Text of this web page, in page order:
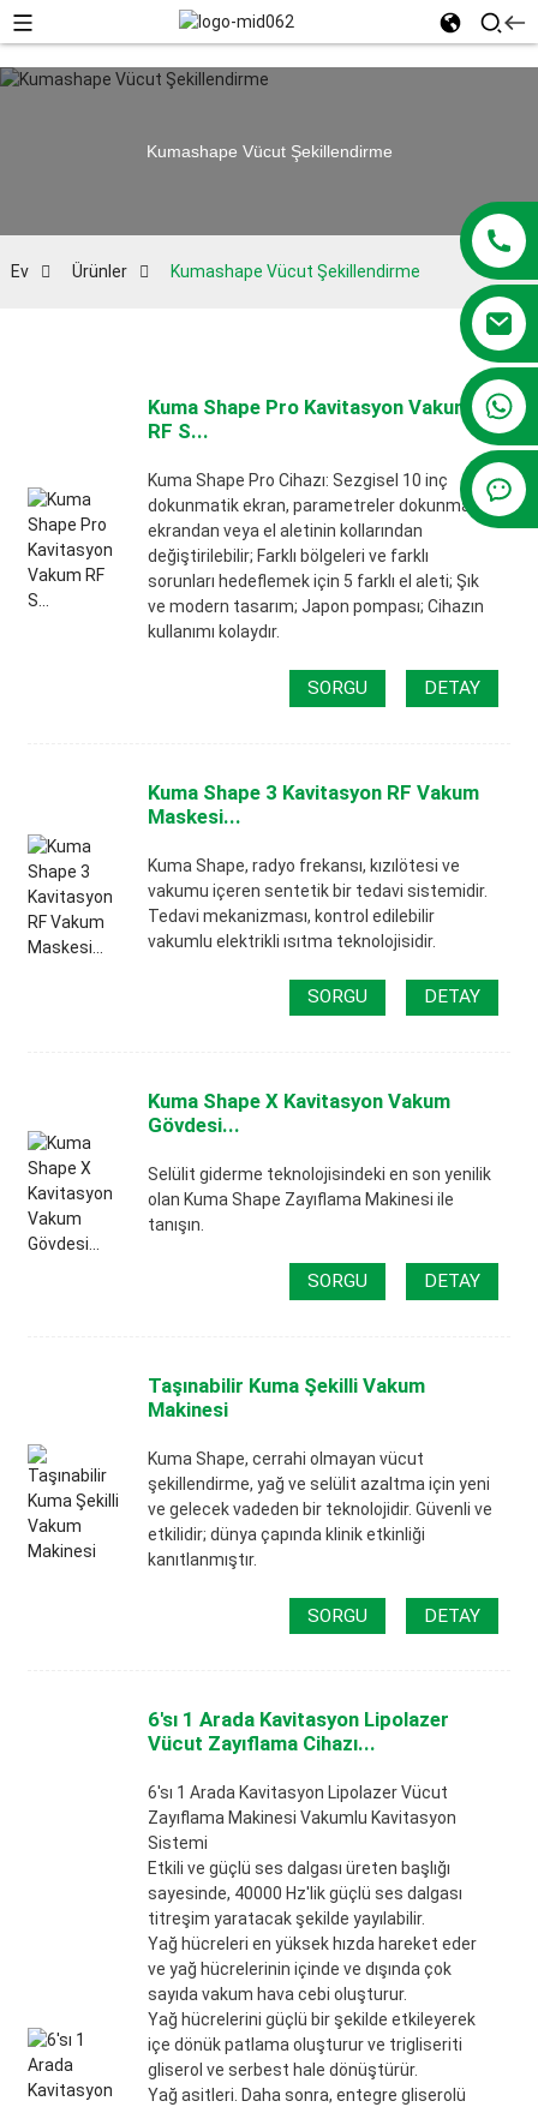
+86 13381209830
Kumashape Vücut Şekillendirme
Ev Ürünler Kumashape Vücut Şekillendirme
Kuma Shape Pro Kavitasyon Vakum
RF S...
Kuma Shape Pro Cihazı: Sezgisel 10 inç
dokunmatik ekran, parametreler dokunmatik
ekrandan veya el aletinin kollarından
değiştirilebilir; Farklı bölgeleri ve farklı
sorunları hedeflemek için 5 farklı el aleti; Şık
ve modern tasarım; Japon pompası; Cihazın
kullanımı kolaydır.
SORGU DETAY
Kuma Shape 3 Kavitasyon RF Vakum
Maskesi...
Kuma Shape, radyo frekansı, kızılötesi ve
vakumu içeren sentetik bir tedavi sistemidir.
Tedavi mekanizması, kontrol edilebilir
vakumlu elektrikli ısıtma teknolojisidir.
SORGU DETAY
Kuma Shape X Kavitasyon Vakum
Gövdesi...
Selülit giderme teknolojisindeki en son yenilik
olan Kuma Shape Zayıflama Makinesi ile
tanışın.
SORGU DETAY
Taşınabilir Kuma Şekilli Vakum
Makinesi
Kuma Shape, cerrahi olmayan vücut
şekillendirme, yağ ve selülit azaltma için yeni
ve gelecek vadeden bir teknolojidir. Güvenli ve
etkilidir; dünya çapında klinik etkinliği
kanıtlanmıştır.
SORGU DETAY
6'sı 1 Arada Kavitasyon Lipolazer
Vücut Zayıflama Cihazı...
6'sı 1 Arada Kavitasyon Lipolazer Vücut
Zayıflama Makinesi Vakumlu Kavitasyon
Sistemi
Etkili ve güçlü ses dalgası üreten başlığı
sayesinde, 40000 Hz'lik güçlü ses dalgası
titreşim yaratacak şekilde yayılabilir.
Yağ hücreleri en yüksek hızda hareket eder
ve yağ hücrelerinin içinde ve dışında çok
sayıda vakum hava cebi oluşturur.
Yağ hücrelerini güçlü bir şekilde etkileyerek
içe dönük patlama oluşturur ve trigliseriti
gliserol ve serbest hale dönüştürür.
Yağ asitleri. Daha sonra, entegre gliserolü